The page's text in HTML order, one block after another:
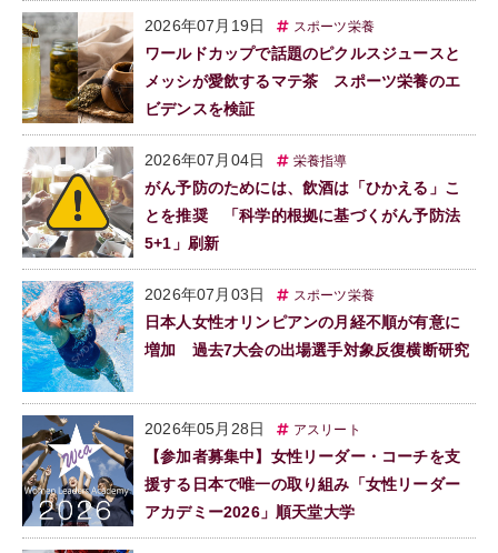
2026年07月19日 スポーツ栄養
ワールドカップで話題のピクルスジュースと
メッシが愛飲するマテ茶 スポーツ栄養のエ
ビデンスを検証
2026年07月04日 栄養指導
がん予防のためには、飲酒は「ひかえる」こ
とを推奨 「科学的根拠に基づくがん予防法
5+1」刷新
2026年07月03日 スポーツ栄養
日本人女性オリンピアンの月経不順が有意に
増加 過去7大会の出場選手対象反復横断研究
2026年05月28日 アスリート
【参加者募集中】女性リーダー・コーチを支
援する日本で唯一の取り組み「女性リーダー
アカデミー2026」順天堂大学